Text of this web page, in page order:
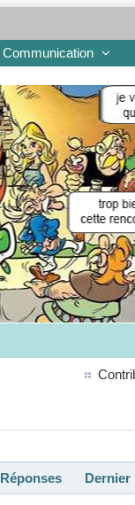
Communication
Réponses Dernier